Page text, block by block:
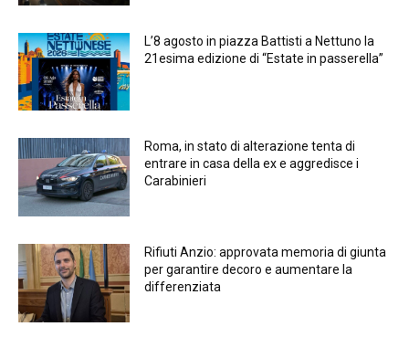
L’8 agosto in piazza Battisti a Nettuno la
21esima edizione di “Estate in passerella”
Roma, in stato di alterazione tenta di
entrare in casa della ex e aggredisce i
Carabinieri
Rifiuti Anzio: approvata memoria di giunta
per garantire decoro e aumentare la
differenziata